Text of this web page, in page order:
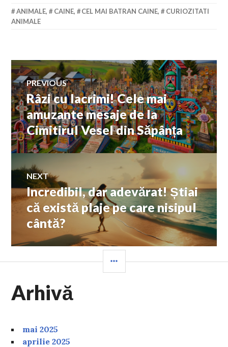
ANIMALE, CAINE, CEL MAI BATRAN CAINE,
CURIOZITATI
ANIMALE
Navigare
în
articole
PREVIOUS
Previous
post:
Râzi cu lacrimi! Cele mai
amuzante mesaje de la
Cimitirul Vesel din Săpânța
NEXT
Next
post:
Incredibil, dar adevărat! Știai
că există plaje pe care nisipul
cântă?
Arhivă
mai 2025
aprilie 2025